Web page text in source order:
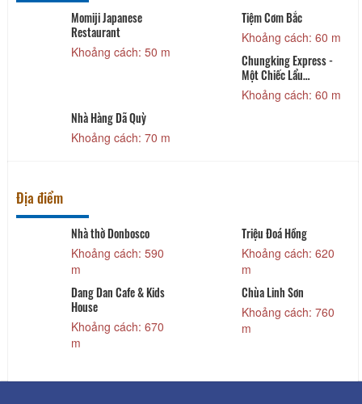
Momiji Japanese
Restaurant
Khoảng cách: 50 m
Tiệm Cơm Bắc
Khoảng cách: 60 m
Chungking Express -
Một Chiếc Lẩu
HongKong
Khoảng cách: 60 m
Nhà Hàng Dã Quỳ
Khoảng cách: 70 m
Địa điểm
Nhà thờ Donbosco
Khoảng cách: 590
m
Triệu Đoá Hồng
Khoảng cách: 620
m
Dang Dan Cafe & Kids
House
Khoảng cách: 670
m
Chùa Linh Sơn
Khoảng cách: 760
m